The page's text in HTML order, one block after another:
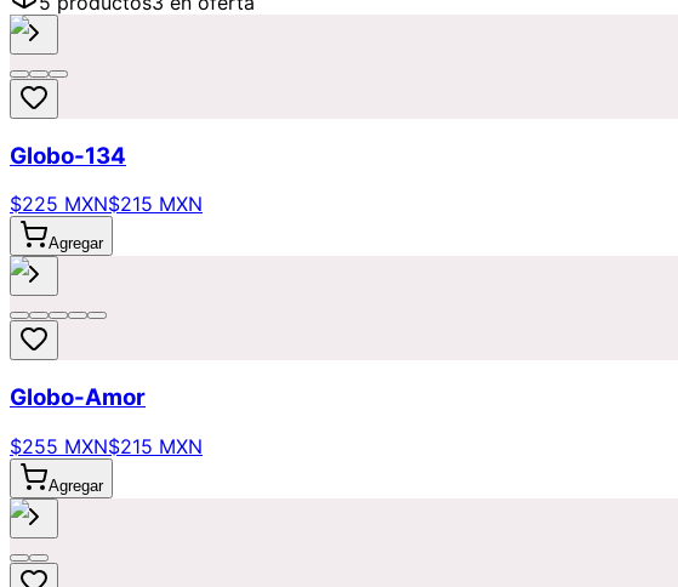
Globo-134
$225 MXN$215 MXN
Agregar
Globo-Amor
$255 MXN$215 MXN
Agregar